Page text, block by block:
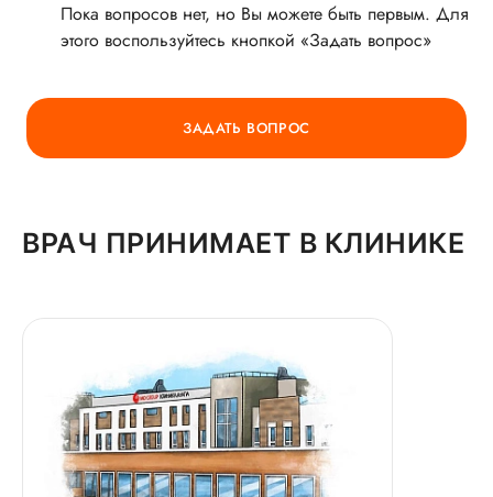
ГОРЯЧАЯ ЛИНИЯ КАЧЕСТВА
Пока вопросов нет, но Вы можете быть первым. Для
этого воспользуйтесь кнопкой «Задать вопрос»
ЗАДАТЬ ВОПРОС
ВРАЧ ПРИНИМАЕТ В КЛИНИКЕ